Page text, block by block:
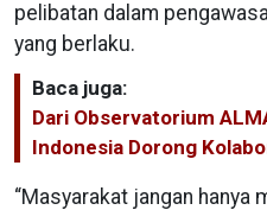
pelibatan dalam
yang berlaku.
Baca juga:
Dari Observatorium
Indonesia Dorong
“Masyarakat jangan hanya